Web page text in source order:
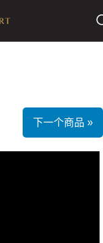
下一个商品 »